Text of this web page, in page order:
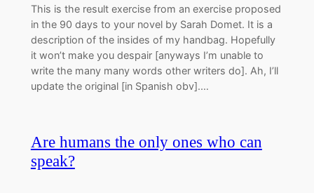
This is the result exercise from an exercise proposed
in the 90 days to your novel by Sarah Domet. It is a
description of the insides of my handbag. Hopefully
it won’t make you despair [anyways I’m unable to
write the many many words other writers do]. Ah, I’ll
update the original [in Spanish obv].…
Are humans the only ones who can
speak?